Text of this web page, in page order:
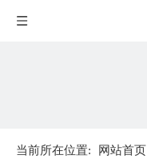
当前所在位置: 网站首页